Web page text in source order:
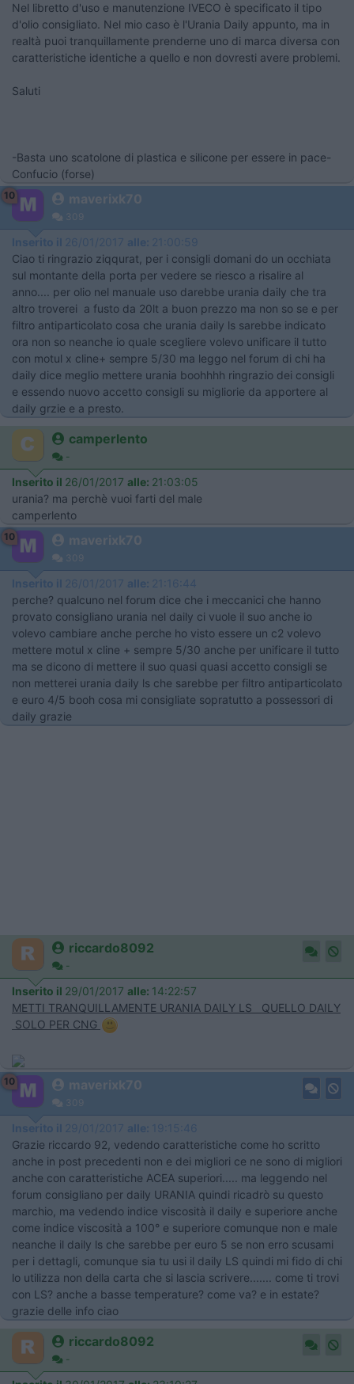
Nel libretto d'uso e manutenzione IVECO è specificato il tipo
d'olio consigliato. Nel mio caso è l'Urania Daily appunto, ma in
realtà puoi tranquillamente prenderne uno di marca diversa con
caratteristiche identiche a quello e non dovresti avere problemi.
Saluti
-Basta uno scatolone di plastica e silicone per essere in pace-
Confucio (forse)
10 maverixk70
309
Inserito il 26/01/2017 alle: 21:00:59
Ciao ti ringrazio ziqqurat, per i consigli domani do un occhiata
sul montante della porta per vedere se riesco a risalire al
anno.... per olio nel manuale uso darebbe urania daily che tra
altro troverei a fusto da 20lt a buon prezzo ma non so se e per
filtro antiparticolato cosa che urania daily ls sarebbe indicato
ora non so neanche io quale scegliere volevo unificare il tutto
con motul x cline+ sempre 5/30 ma leggo nel forum di chi ha
daily dice meglio mettere urania boohhhh ringrazio dei consigli
e essendo nuovo accetto consigli su migliorie da apportere al
daily grzie e a presto.
camperlento
-
Inserito il 26/01/2017 alle: 21:03:05
urania? ma perchè vuoi farti del male
camperlento
10 maverixk70
309
Inserito il 26/01/2017 alle: 21:16:44
perche? qualcuno nel forum dice che i meccanici che hanno
provato consigliano urania nel daily ci vuole il suo anche io
volevo cambiare anche perche ho visto essere un c2 volevo
mettere motul x cline + sempre 5/30 anche per unificare il tutto
ma se dicono di mettere il suo quasi quasi accetto consigli se
non metterei urania daily ls che sarebbe per filtro antiparticolato
e euro 4/5 booh cosa mi consigliate sopratutto a possessori di
daily grazie
riccardo8092
-
Inserito il 29/01/2017 alle: 14:22:57
METTI TRANQUILLAMENTE URANIA DAILY LS QUELLO DAILY
SOLO PER CNG
10 maverixk70
309
Inserito il 29/01/2017 alle: 19:15:46
Grazie riccardo 92, vedendo caratteristiche come ho scritto
anche in post precedenti non e dei migliori ce ne sono di migliori
anche con caratteristiche ACEA superiori..... ma leggendo nel
forum consigliano per daily URANIA quindi ricadrò su questo
marchio, ma vedendo indice viscosità il daily e superiore anche
come indice viscosità a 100° e superiore comunque non e male
neanche il daily ls che sarebbe per euro 5 se non erro scusami
per i dettagli, comunque sia tu usi il daily LS quindi mi fido di chi
lo utilizza non della carta che si lascia scrivere....... come ti trovi
con LS? anche a basse temperature? come va? e in estate?
grazie delle info ciao
riccardo8092
-